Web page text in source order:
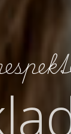
espekt